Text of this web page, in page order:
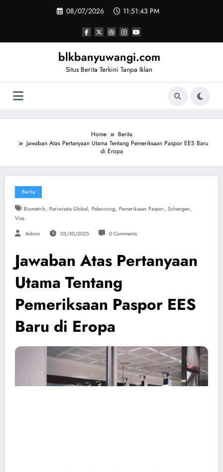
08/07/2026 11:51:44 PM
blkbanyuwangi.com
Situs Berita Terkini Tanpa Iklan
Home
Berita
Jawaban Atas Pertanyaan Utama Tentang Pemeriksaan Paspor EES Baru
di Eropa
Berita
Biometrik, Pariwisata Global, Pelancong, Pemeriksaan Paspor, Schengen,
Visa
Admin 03/30/2025 0 Comments
Jawaban Atas Pertanyaan
Utama Tentang
Pemeriksaan Paspor EES
Baru di Eropa